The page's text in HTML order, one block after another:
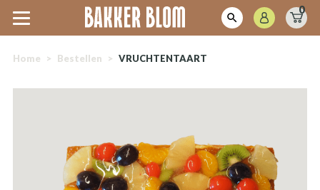
0
Home > Bestellen > VRUCHTENTAART